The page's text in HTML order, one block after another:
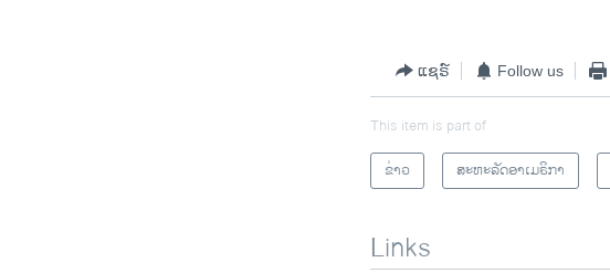
ແຊຣ໌ Follow us
This item is part of
ຂ່າວ
ສະຫະລັດອາເມຣິກາ
Links